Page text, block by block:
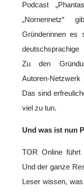
Podcast
„Nornennetz“
Gründerinnen es
Zu den
Autoren-Netzwerk
Das sind
viel zu tun.
Und was ist nun
TOR Online führt
Und der ganze
Leser wissen,